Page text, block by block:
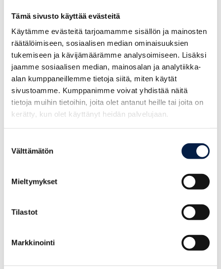
Tämä sivusto käyttää evästeitä
Käytämme evästeitä tarjoamamme sisällön ja mainosten
räätälöimiseen, sosiaalisen median ominaisuuksien
tukemiseen ja kävijämäärämme analysoimiseen. Lisäksi
jaamme sosiaalisen median, mainosalan ja analytiikka-
alan kumppaneillemme tietoja siitä, miten käytät
sivustoamme. Kumppanimme voivat yhdistää näitä
tietoja muihin tietoihin, joita olet antanut heille tai joita on
kerätty, kun olet käyttänyt heidän palvelujaan.
valinta
Välttämätön
Mieltymykset
Tilastot
Markkinointi
Aaltonen .
– Hållbar utveckling har alltid intresserat oss, och mig i
synnerhet. Så fort jag började jobba på Helapala, fick jag
ordning på vår plaståtervinning och såg till att allt skräp
återvinns på ett korrekt sätt, säger Linde och skrattar.
Metall har återvunnits på Helapala sedan starten.
– Metallen vi använder är cirka 80 procent återvunnen, och
vårt metallavfall går till hundra procent tillbaka in i
Att träffa andra entreprenörer lönar sig
alltid
Helapala deltog i WeCircle för att lära sig mer om företagets